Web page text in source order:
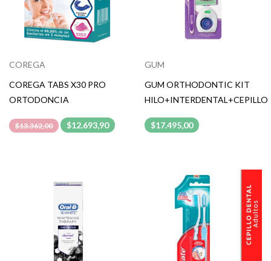
COREGA
COREGA TABS X30 PRO
ORTODONCIA
$13.362,00 $12.693,90
GUM
GUM ORTHODONTIC KIT
HILO+INTERDENTAL+CEPILLO
$17.495,00